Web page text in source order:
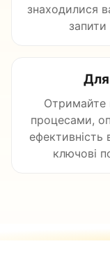
знаходилися
Для
Отримайте
процесами,
ефективність
ключові